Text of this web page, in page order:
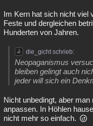
Im Kern hat sich nicht viel
Feste und dergleichen
Hunderten von Jahren.
die_gicht schrieb:
Neopaganismus
bleiben gelingt auch
jeder will sich ein
Nicht unbedingt, aber
anpassen. In Höhlen
nicht mehr so einfach.